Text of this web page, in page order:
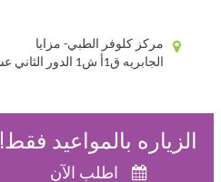
مركز كلوفر الطبي- مزايا
الجابريه ق1أ ش1 الدور الثاني عشر
الزياره بالمواعيد فقط!
اطلب الآن